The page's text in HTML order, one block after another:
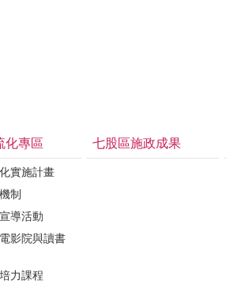
化專區
實施計畫
制
導活動
影院與讀書
力課程
七股區施政成果